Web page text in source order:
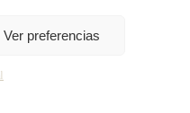
Ver preferencias